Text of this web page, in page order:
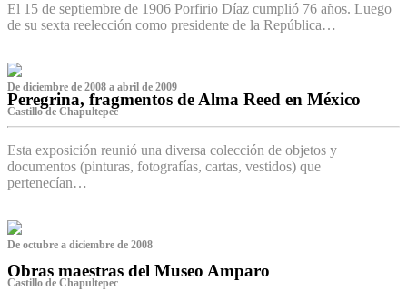
El 15 de septiembre de 1906 Porfirio Díaz cumplió 76 años. Luego
de su sexta reelección como presidente de la República…
De diciembre de 2008 a abril de 2009
Peregrina, fragmentos de Alma Reed en México
Castillo de Chapultepec
Esta exposición reunió una diversa colección de objetos y
documentos (pinturas, fotografías, cartas, vestidos) que
pertenecían…
De octubre a diciembre de 2008
Obras maestras del Museo Amparo
Castillo de Chapultepec